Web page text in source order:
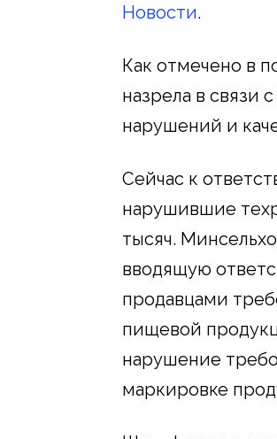
Новости.
Как отмечено в
назрела в связи
нарушений и
Сейчас к
нарушившие
тысяч.
вводящую
продавцами
пищевой
нарушение
маркировке